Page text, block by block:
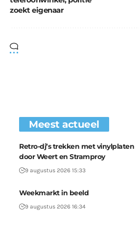
zoekt eigenaar
Meest actueel
Retro-dj’s trekken met vinylplaten
door Weert en Stramproy
9 augustus 2026 15:33
Weekmarkt in beeld
9 augustus 2026 16:34